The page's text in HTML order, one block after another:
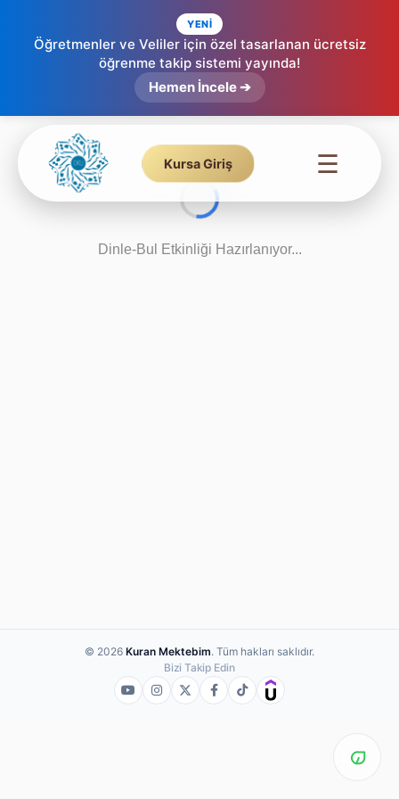
YENİ
Öğretmenler ve Veliler için özel tasarlanan ücretsiz
öğrenme takip sistemi yayında!
Hemen İncele ➔
Kursa Giriş ☰
Dinle-Bul Etkinliği Hazırlanıyor...
© 2026 Kuran Mektebim. Tüm hakları saklıdır.
Bizi Takip Edin